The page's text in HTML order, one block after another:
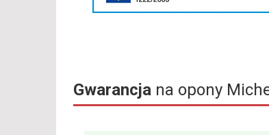
Gwarancja na opony